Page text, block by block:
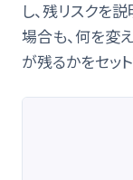
し、残リスクを
場合も、何を変
が残るかをセッ